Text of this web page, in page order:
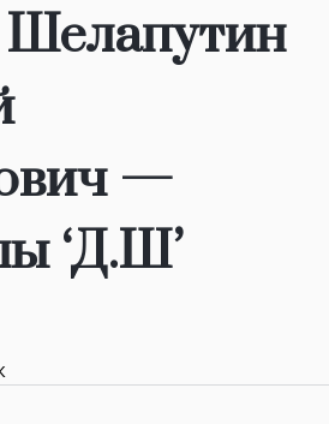
—
‘Д.Ш’